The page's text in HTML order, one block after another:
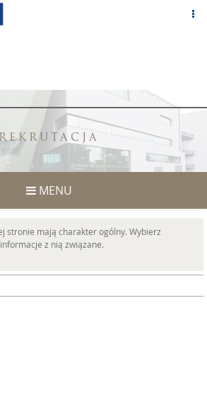
REKRUTACJA
MENU
stronie mają charakter ogólny. Wybierz
z nią związane.